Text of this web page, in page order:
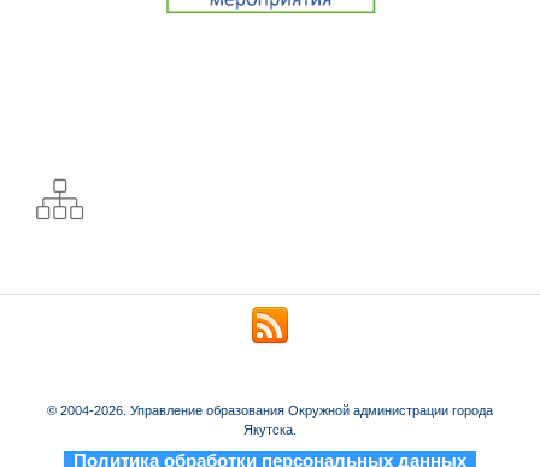
© 2004-2026. Управление образования Окружной администрации города
Якутска.
Политика обработки персональных данных